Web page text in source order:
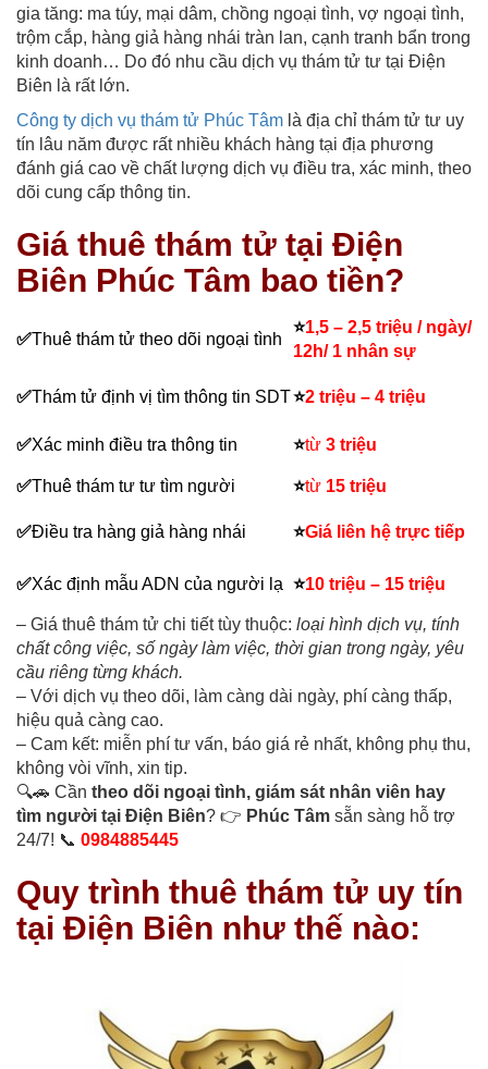
gia tăng: ma túy, mại dâm, chồng ngoại tình, vợ ngoại tình,
trộm cắp, hàng giả hàng nhái tràn lan, cạnh tranh bẩn trong
kinh doanh… Do đó nhu cầu dịch vụ thám tử tư tại Điện
Biên là rất lớn.
Công ty dịch vụ thám tử Phúc Tâm là địa chỉ thám tử tư uy
tín lâu năm được rất nhiều khách hàng tại địa phương
đánh giá cao về chất lượng dịch vụ điều tra, xác minh, theo
dõi cung cấp thông tin.
Giá thuê thám tử tại Điện
Biên Phúc Tâm bao tiền?
✅Thuê thám tử theo dõi ngoại tình
⭐1,5 – 2,5 triệu / ngày/
12h/ 1 nhân sự
✅Thám tử định vị tìm thông tin SDT⭐2 triệu – 4 triệu
✅Xác minh điều tra thông tin ⭐từ 3 triệu
✅Thuê thám tư tư tìm người ⭐từ 15 triệu
✅Điều tra hàng giả hàng nhái ⭐Giá liên hệ trực tiếp
✅Xác định mẫu ADN của người lạ ⭐10 triệu – 15 triệu
– Giá thuê thám tử chi tiết tùy thuộc: loại hình dịch vụ, tính
chất công việc, số ngày làm việc, thời gian trong ngày, yêu
cầu riêng từng khách.
– Với dịch vụ theo dõi, làm càng dài ngày, phí càng thấp,
hiệu quả càng cao.
– Cam kết: miễn phí tư vấn, báo giá rẻ nhất, không phụ thu,
không vòi vĩnh, xin tip.
🔍🚗 Cần theo dõi ngoại tình, giám sát nhân viên hay
tìm người tại Điện Biên? 👉 Phúc Tâm sẵn sàng hỗ trợ
24/7! 📞 0984885445
Quy trình thuê thám tử uy tín
tại Điện Biên như thế nào: